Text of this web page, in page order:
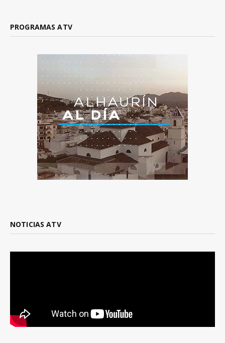
PROGRAMAS ATV
NOTICIAS ATV